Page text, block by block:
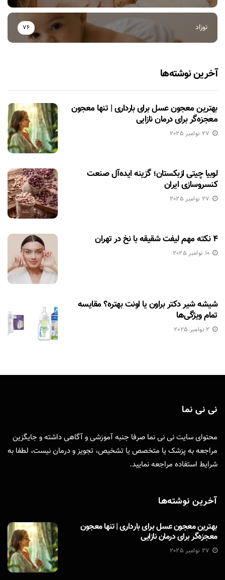
نوزاد 76
آخرین نوشته‌ها
بهترین معجون عسل برای بارداری | تنها معجون
معجزه‌گر برای درمان نازایی
27 نوامبر 2025
لوبیا چیتی ازبکستان؛ گزینه ایده‌آل صنعت
کنسروسازی ایران
27 نوامبر 2025
۴ نکته مهم لیفت شقیقه با نخ در تهران
10 نوامبر 2025
شیشه شیر دکتر براون یا اونت بهتره؟ مقایسه
تمام ویژگی‌ها
2 نوامبر 2025
نی نی نما
محتوای سایت نی نی نما صرفا جنبه آموزشی و آگاهی داشته و جایگزین
مراجعه به پزشک یا متخصص یا تشخیص، تجویز و درمان نیست، لطفا به
شرایط استفاده مراجعه نمایید.
آخرین نوشته‌ها
بهترین معجون عسل برای بارداری | تنها معجون
معجزه‌گر برای درمان نازایی
27 نوامبر 2025